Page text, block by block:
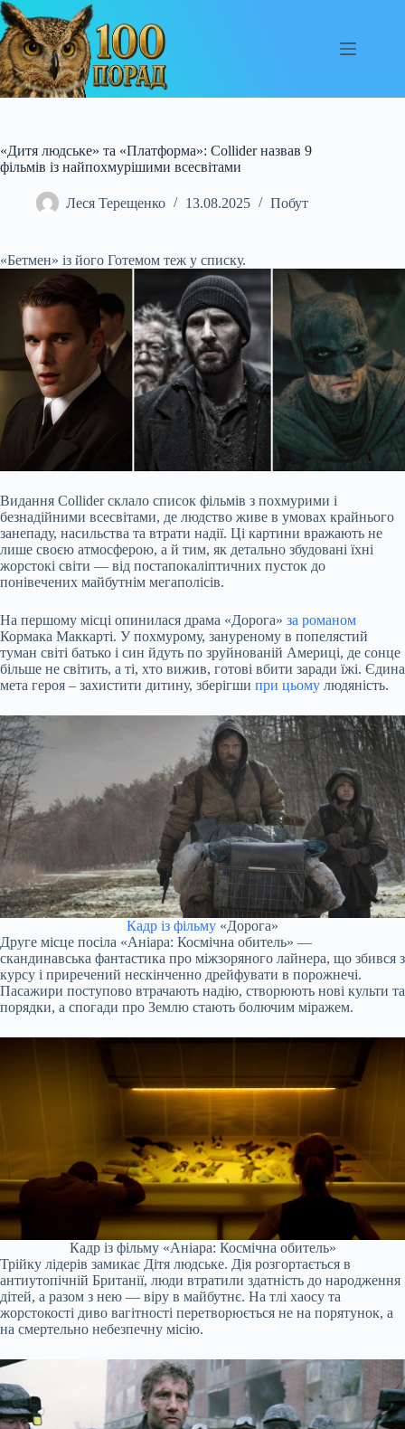
Перейти
до
вмісту
«Дитя людське» та «Платформа»: Collider назвав 9
фільмів із найпохмурішими всесвітами
Леся Терещенко 13.08.2025 Побут
«Бетмен» із його Готемом теж у списку.
Видання Colliderсклало список фільмів з похмурими і
безнадійними всесвітами, де людство живе в умовах крайнього
занепаду, насильства та втрати надії. Ці картини вражають не
лише своєю атмосферою, а й тим, як детально збудовані їхні
жорстокі світи — від постапокаліптичних пусток до
понівечених майбутнім мегаполісів.
На першому місці опинилася драма «Дорога» за романом
Кормака Маккарті. У похмурому, зануреному в попелястий
туман світі батько і син йдуть по зруйнованій Америці, де сонце
більше не світить, а ті, хто вижив, готові вбити заради їжі. Єдина
мета героя – захистити дитину, зберігши при цьому людяність.
Кадр із фільму «Дорога»
Друге місце посіла «Аніара: Космічна обитель» —
скандинавська фантастика про міжзоряного лайнера, що збився з
курсу і приречений нескінченно дрейфувати в порожнечі.
Пасажири поступово втрачають надію, створюють нові культи та
порядки, а спогади про Землю стають болючим міражем.
Кадр із фільму «Аніара: Космічна обитель»
Трійку лідерів замикає Дітя людське. Дія розгортається в
антиутопічній Британії, люди втратили здатність до народження
дітей, а разом з нею — віру в майбутнє. На тлі хаосу та
жорстокості диво вагітності перетворюється не на порятунок, а
на смертельно небезпечну місію.